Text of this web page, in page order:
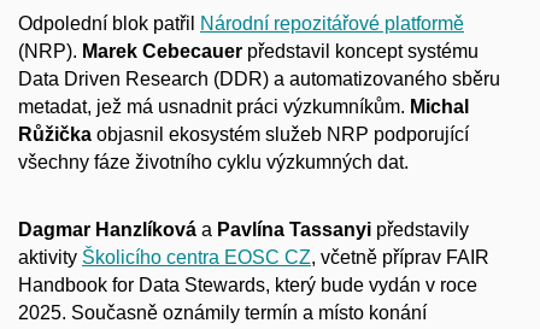
Odpolední blok patřil
Národní repozitářové platformě
(NRP). Marek Cebecauer představil koncept systému
Data Driven Research (DDR) a automatizovaného sběru
metadat, jež má usnadnit práci výzkumníkům. Michal
Růžička objasnil ekosystém služeb NRP podporující
všechny fáze životního cyklu výzkumných dat.
Dagmar Hanzlíková a Pavlína Tassanyi představily
aktivity Školicího centra EOSC CZ, včetně příprav FAIR
Handbook for Data Stewards, který bude vydán v roce
2025. Současně oznámily termín a místo konání